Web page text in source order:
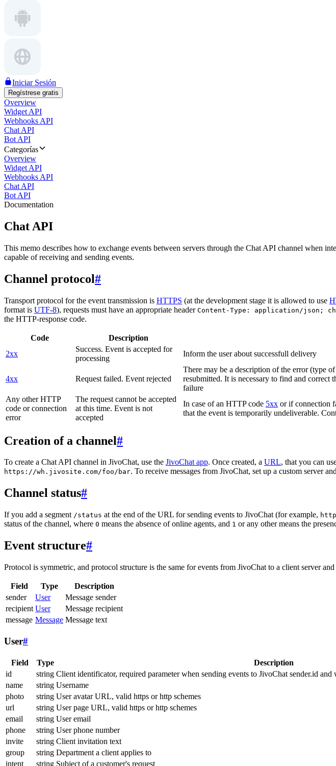
Iniciar Sesión
Regístrese gratis
Overview
Widget API
Webhooks API
Chat API
Bot API
Categorías
Overview
Widget API
Webhooks API
Chat API
Bot API
Documentation
Chat API
This memo describes how to exchange events between servers through the Chat API channel when
capable of receiving and sending events.
Channel protocol#
Transport protocol for the event transmission is HTTPS (at the development stage it is allowed to use
format is UTF-8), requests must have an appropriate header Content-Type: application/json;
the HTTP-response code.
Code Description
2xx
Success. Event is accepted for
processing
Inform the user about successfull delivery
4xx Request failed. Event rejected
There may be a description of the error (type
resubmitted. It is necessary to find and correct
failure
Any other HTTP
code or connection
error
The request cannot be accepted
at this time. Event is not
accepted
In case of an HTTP code 5xx or if connection
that the event is temporarily undeliverable.
Creation of a channel#
To create a Chat API channel in JivoChat, use the JivoChat app. Once created, a URL, that you can
https://wh.jivosite.com/foo/bar. To receive messages from JivoChat, set up a custom server
Channel status#
If you add a segment /status at the end of the URL for sending events to JivoChat (for example,
status of the channel, where 0 means the absence of online agents, and 1 or any other means the
Event structure#
Protocol is symmetric, and protocol structure is the same for events from JivoChat to a client server and
Field Type
Description
sender
User
Message sender
recipient User
Message recipient
message Message Message text
User#
Field Type Description
id
string Client identificator, required parameter when sending events to JivoChat sender.id
name
string Username
photo
string User avatar URL, valid https or http schemes
url
string User page URL, valid https or http schemes
email
string User email
phone
string User phone number
invite
string Client invitation text
group
string Department a client applies to
intent
string Subject of a customer's request